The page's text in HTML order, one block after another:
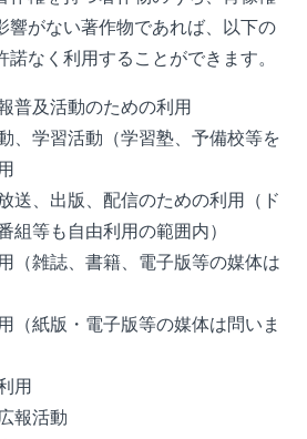
響がない著作物であれば、以下の
なく利用することができます。
普及活動のための利用
、学習活動（学習塾、予備校等を
送、出版、配信のための利用（ド
組等も自由利用の範囲内）
（雑誌、書籍、電子版等の媒体は
（紙版・電子版等の媒体は問いま
用
報活動